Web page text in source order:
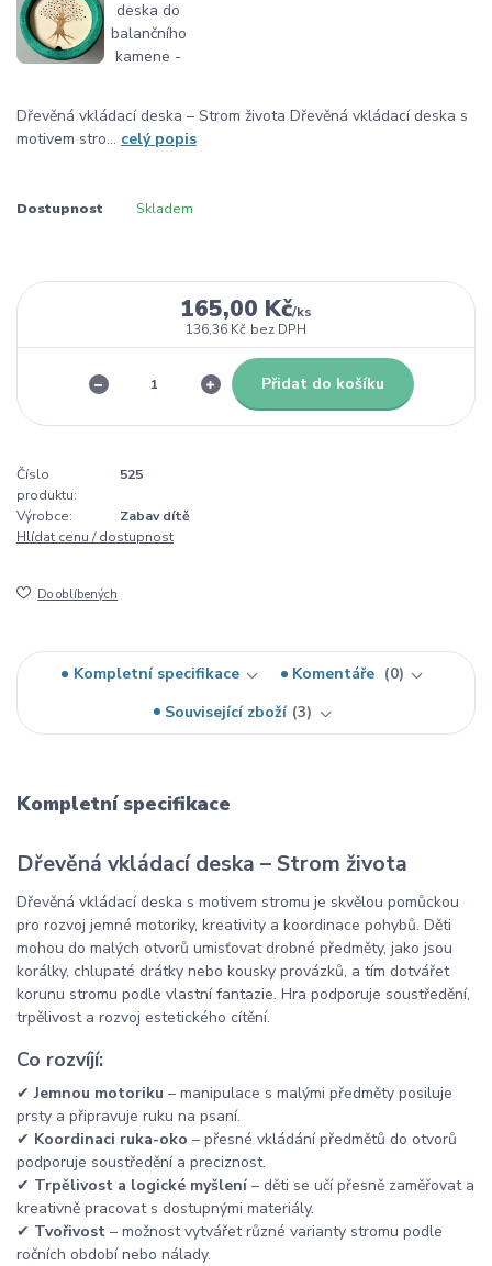
Dřevěná vkládací deska – Strom života Dřevěná vkládací deska s
motivem stro... celý popis
Dostupnost Skladem
165,00 Kč/ks
136,36 Kč bez DPH
Přidat do košíku
Číslo
produktu:
525
Výrobce:
Zabav dítě
Hlídat cenu / dostupnost
Do oblíbených
Kompletní specifikace Komentáře
0
Související zboží 3
Kompletní specifikace
Dřevěná vkládací deska – Strom života
Dřevěná vkládací deska s motivem stromu je skvělou pomůckou
pro rozvoj jemné motoriky, kreativity a koordinace pohybů. Děti
mohou do malých otvorů umisťovat drobné předměty, jako jsou
korálky, chlupaté drátky nebo kousky provázků, a tím dotvářet
korunu stromu podle vlastní fantazie. Hra podporuje soustředění,
trpělivost a rozvoj estetického cítění.
Co rozvíjí:
✔Jemnou motoriku – manipulace s malými předměty posiluje
prsty a připravuje ruku na psaní.
✔ Koordinaci ruka-oko – přesné vkládání předmětů do otvorů
podporuje soustředění a preciznost.
✔ Trpělivost a logické myšlení– děti se učí přesně zaměřovat a
kreativně pracovat s dostupnými materiály.
✔ Tvořivost – možnost vytvářet různé varianty stromu podle
ročních období nebo nálady.